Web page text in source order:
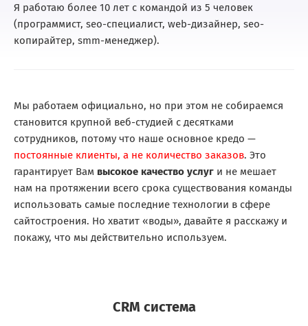
Я работаю более 10 лет с командой из 5 человек
(программист, seo-специалист, web-дизайнер, seo-
копирайтер, smm-менеджер).
Мы работаем официально, но при этом не собираемся
становится крупной веб-студией с десятками
сотрудников, потому что наше основное кредо —
постоянные клиенты, а не количество заказов. Это
гарантирует Вам высокое качество услуг и не мешает
нам на протяжении всего срока существования команды
использовать самые последние технологии в сфере
сайтостроения. Но хватит «воды», давайте я расскажу и
покажу, что мы действительно используем.
CRM система